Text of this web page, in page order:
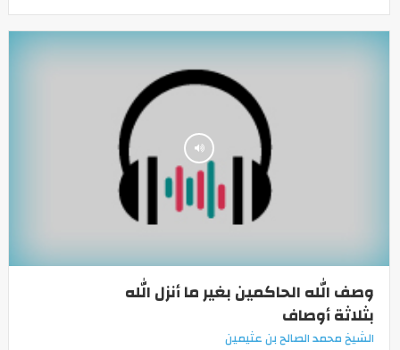
وصف الله الحاكمين بغير ما أنزل الله
بثلاثة أوصاف
الشيخ محمد الصالح بن عثيمين